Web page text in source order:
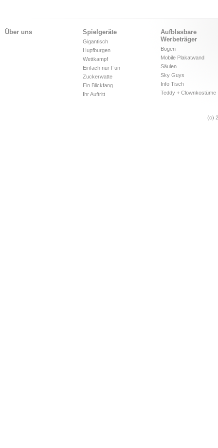
Über uns Spielgeräte
Gigantisch
Hupfburgen
Wettkampf
Einfach nur Fun
Zuckerwatte
Ein Blickfang
Ihr Auftritt
Aufblasbare
Werbeträger
Bögen
Mobile Plakatwand
Säulen
Sky Guys
Info Tisch
Teddy + Clownkostüme
(c)